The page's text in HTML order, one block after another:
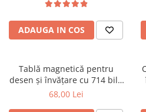
ADAUGA IN COS
Tablă magnetică pentru
desen și învățare cu 714 bile
magnetice și stilou special
68,00 Lei